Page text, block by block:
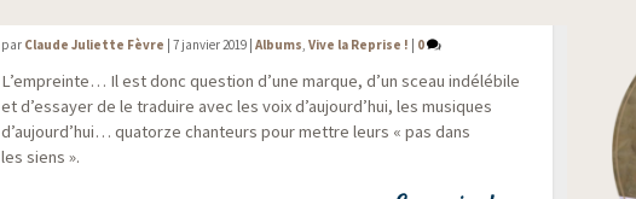
par Claude Juliette Fèvre |7 janvier 2019 |Albums,Vive la Reprise ! 0
L’empreinte… Il est donc ques­tion d’une marque, d’un sceau indé­lé­bile
et d’essayer de le tra­duire avec les voix d’aujourd’hui, les musiques
d’aujourd’hui… qua­torze chan­teurs pour mettre leurs « pas dans
les siens ».